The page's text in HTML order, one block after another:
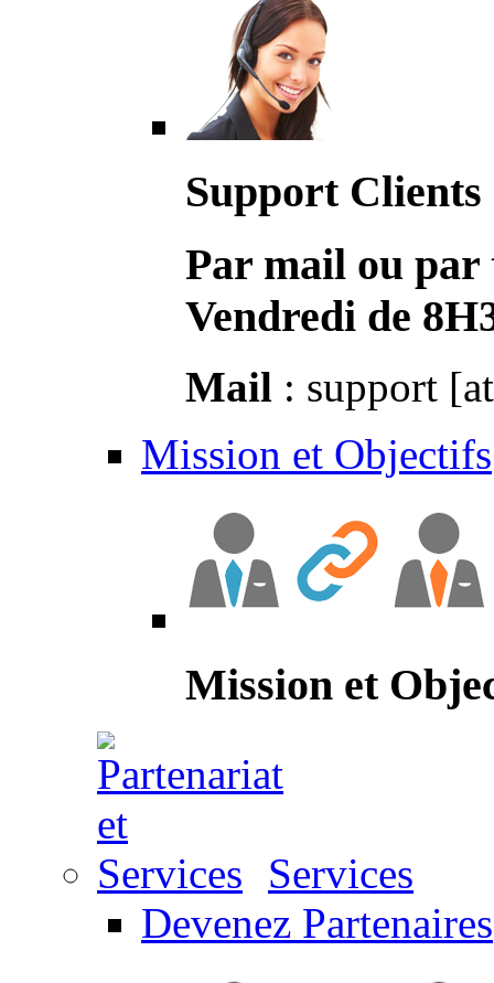
Support Clients
Par mail ou par
Vendredi de
Mail : support
Mission et Objectifs
Mission et
Services
Devenez Partenaires